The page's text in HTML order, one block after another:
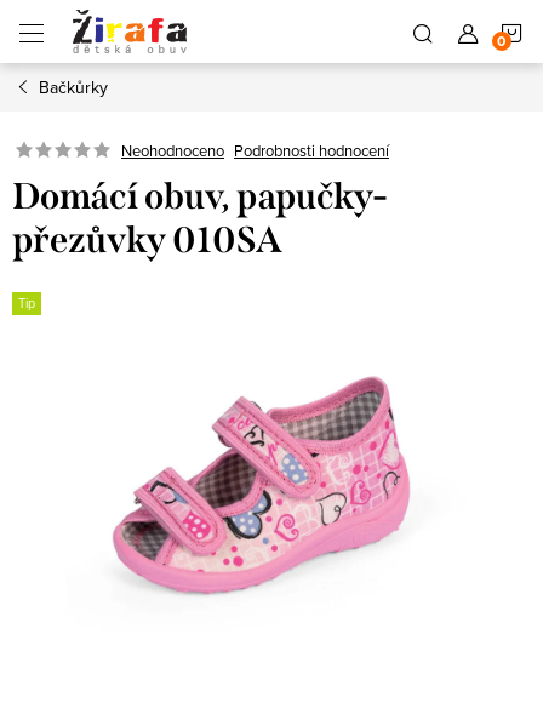
obsah
Bačkůrky
Neohodnoceno Podrobnosti hodnocení
Domácí obuv, papučky-
přezůvky 010SA
Tip